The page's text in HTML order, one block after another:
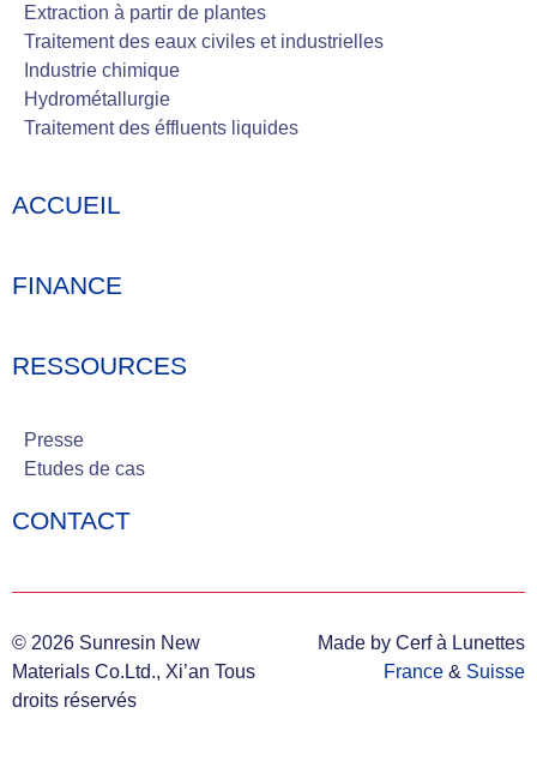
Extraction à partir de plantes
Traitement des eaux civiles et industrielles
Industrie chimique
Hydrométallurgie
Traitement des éffluents liquides
ACCUEIL
FINANCE
RESSOURCES
Presse
Etudes de cas
CONTACT
© 2026 Sunresin New
Materials Co.Ltd., Xi’an Tous
droits réservés
Made by Cerf à Lunettes
France & Suisse